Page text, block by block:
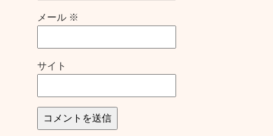
メール ※
サイト